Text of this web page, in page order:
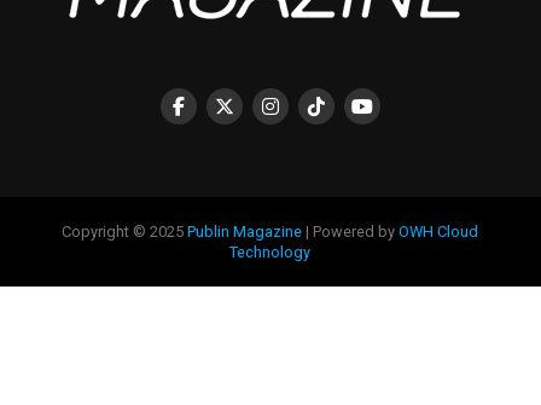
Copyright © 2025Publin Magazine | Powered byOWH Cloud
Technology